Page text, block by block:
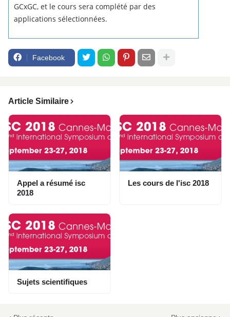
GCxGC, et le cours sera complété par des
applications sélectionnées.
Facebook
Article Similaire
Appel a résumé isc
2018
Les cours de l'isc 2018
Sujets scientifiques